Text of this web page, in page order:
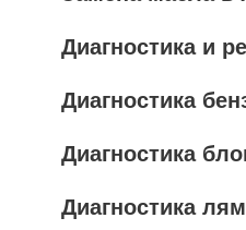
Диагностика и
Диагностика
Диагностика
Диагностика